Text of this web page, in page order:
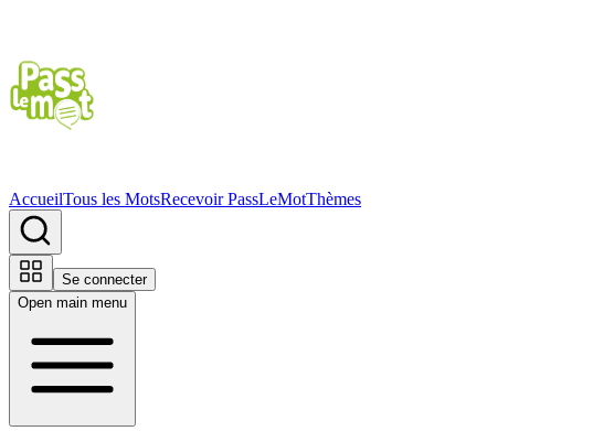
AccueilTous les MotsRecevoir PassLeMotThèmes
Se connecter
Open main menu